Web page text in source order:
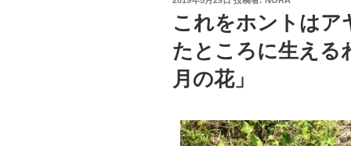
これをホントはア
たところに生える
月の花」